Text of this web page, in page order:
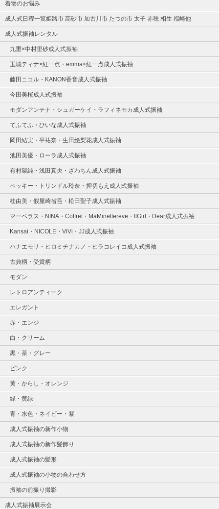
着物のお悩み
成人式日程一覧姫路市 高砂市 加古川市 たつの市 太子 赤穂 相生 福崎他
成人式振袖レンタル
九重×中村里砂成人式振袖
玉城ティナ×紅一点・emma×紅一点成人式振袖
藤田ニコル・KANON香音成人式振袖
今田美桜成人式振袖
モダンアンテナ・シュガーケイ・ラフィネモカ成人式振袖
てふてふ・ひいな成人式振袖
岡田結実・平祐奈・生田絵梨花成人式振袖
池田美優・ローラ成人式振袖
有村架純・浅田真央・ざわちん成人式振袖
ベッキー・トリンドル玲奈・押切もえ成人式振袖
桂由美・假屋崎省吾・松田聖子成人式振袖
マーベラス・NINA・Coffret・MaMinettereve・ItGirl・Dear成人式振袖
Kansai・NICOLE・ViVi・JJ成人式振袖
ハナエモリ・ヒロミチナカノ・ヒラコレイコ成人式振袖
古典柄・受賞柄
モダン
レトロアンティーク
エレガント
赤・エンジ
白・クリーム
黒・茶・グレー
ピンク
黄・からし・オレンジ
緑・黄緑
青・水色・ネイビー・紫
成人式振袖の新作小物
成人式振袖の新作髪飾り
成人式振袖の髪形
成人式振袖の小物の合わせ方
振袖の前撮り撮影
成人式振袖展示会